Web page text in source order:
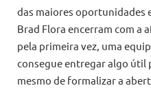
das maiores oportunidades
Brad Flora encerram com a
pela primeira vez, uma
consegue entregar algo útil
mesmo de formalizar a